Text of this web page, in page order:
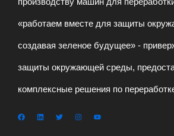
«работаем вместе для защиты
создавая зеленое будущее» -
защиты окружающей среды,
комплексные решения по